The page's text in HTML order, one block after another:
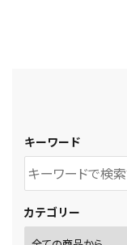
キーワード
カテゴリー